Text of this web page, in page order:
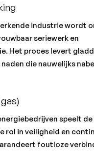
industrie wordt
seriewerk en
Het proces levert
die nauwelijks
speelt
rol in veiligheid en
foutloze